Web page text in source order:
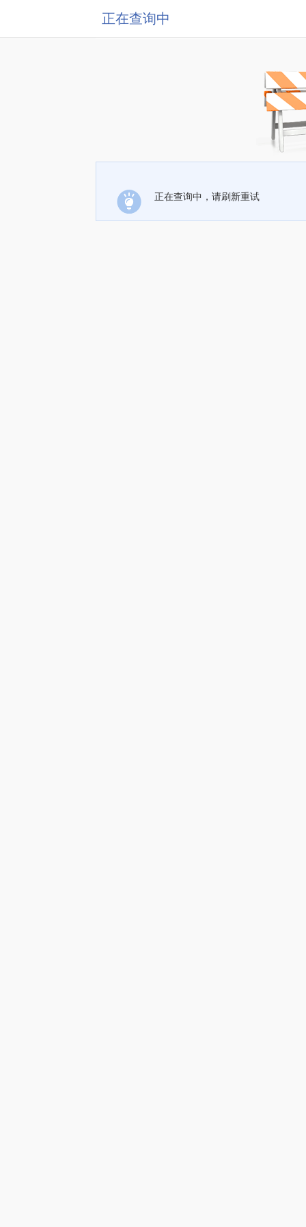
正在查询中
正在查询中，请刷新重试